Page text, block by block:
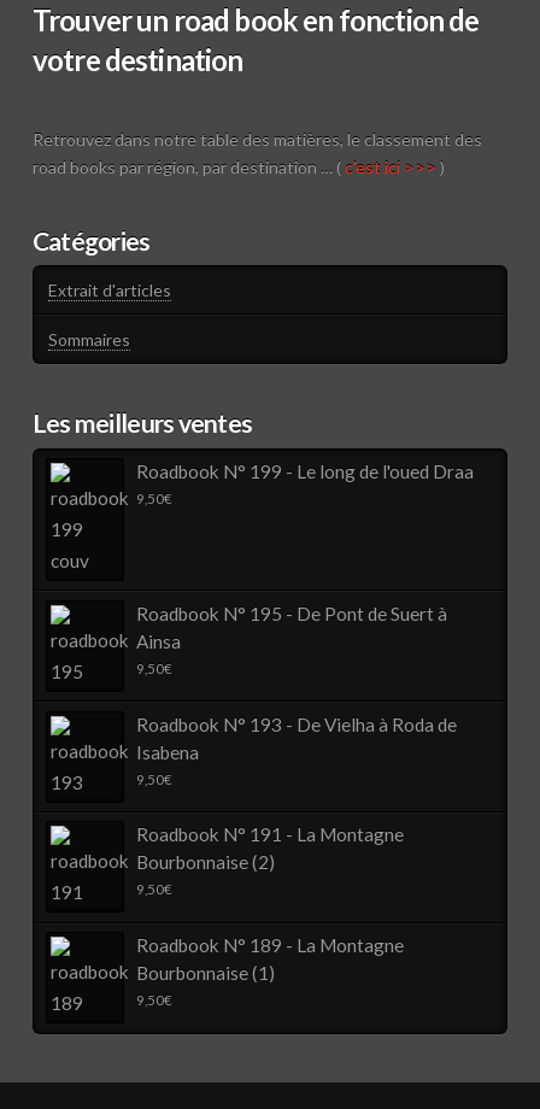
Trouver un road book en fonction de
votre destination
Retrouvez dans notre table des matières, le classement des
road books par région, par destination … (c'est ici >>> )
Catégories
Extrait d'articles
Sommaires
Les meilleurs ventes
Roadbook N° 199 - Le long de l'oued Draa
9,50€
Roadbook N° 195 - De Pont de Suert à
Ainsa
9,50€
Roadbook N° 193 - De Vielha à Roda de
Isabena
9,50€
Roadbook N° 191 - La Montagne
Bourbonnaise (2)
9,50€
Roadbook N° 189 - La Montagne
Bourbonnaise (1)
9,50€